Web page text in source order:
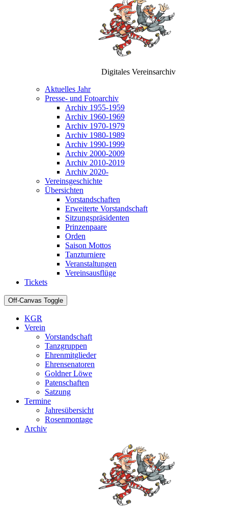
Digitales Vereinsarchiv
Aktuelles Jahr
Presse- und Fotoarchiv
Archiv 1955-1959
Archiv 1960-1969
Archiv 1970-1979
Archiv 1980-1989
Archiv 1990-1999
Archiv 2000-2009
Archiv 2010-2019
Archiv 2020-
Vereinsgeschichte
Übersichten
Vorstandschaften
Erweiterte Vorstandschaft
Sitzungspräsidenten
Prinzenpaare
Orden
Saison Mottos
Tanzturniere
Veranstaltungen
Vereinsausflüge
Tickets
Off-Canvas Toggle
KGR
Verein
Vorstandschaft
Tanzgruppen
Ehrenmitglieder
Ehrensenatoren
Goldner Löwe
Patenschaften
Satzung
Termine
Jahresübersicht
Rosenmontage
Archiv